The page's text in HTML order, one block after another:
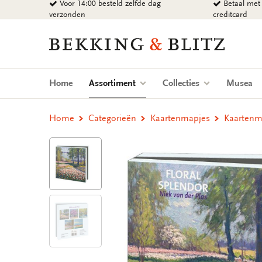
naar
Voor 14:00 besteld zelfde dag
verzonden
Betaal
creditcard
Bekking
Blitz
Uitgevers
Home Assortiment (current)Collecties Musea
Home Categorieën Kaartenmapjes